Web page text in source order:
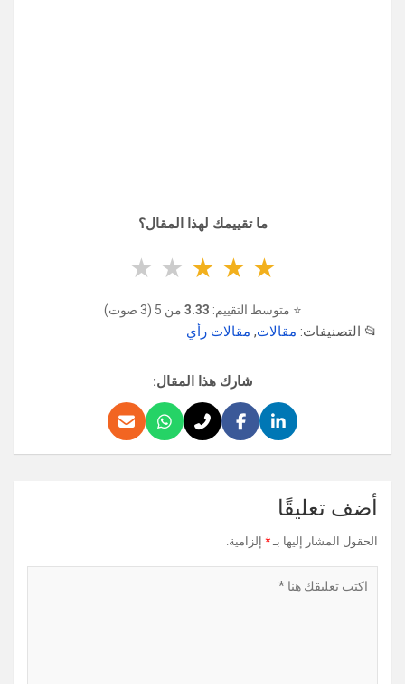
ما تقييمك لهذا المقال؟
★
★
★
★
★
⭐ متوسط التقييم: 3.33 من 5 (3 صوت)
📂 التصنيفات: مقالات, مقالات رأي
شارك هذا المقال:
أضف تعليقًا
الحقول المشار إليها بـ * إلزامية.